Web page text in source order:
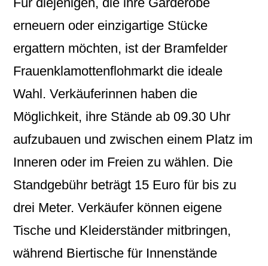
erneuern oder einzigartige Stücke
ergattern möchten, ist der Bramfelder
Frauenklamottenflohmarkt die ideale
Wahl. Verkäuferinnen haben die
Möglichkeit, ihre Stände ab 09.30 Uhr
aufzubauen und zwischen einem Platz im
Inneren oder im Freien zu wählen. Die
Standgebühr beträgt 15 Euro für bis zu
drei Meter. Verkäufer können eigene
Tische und Kleiderständer mitbringen,
während Biertische für Innenstände